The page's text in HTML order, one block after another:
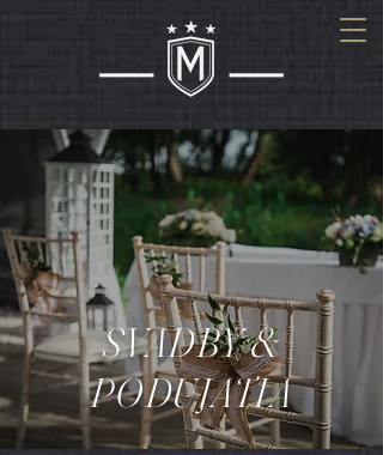
SVADBY &
PODUJATIA